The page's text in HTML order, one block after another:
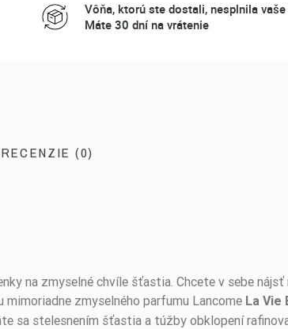
Vôňa, ktorú ste dostali, nesplnila
Máte 30 dní na vrátenie
RECENZIE (0)
na zmyselné chvíle šťastia. Chcete v sebe nájsť
zmyselného parfumu Lancome La Vie
sa stelesnením šťastia a túžby obklopení